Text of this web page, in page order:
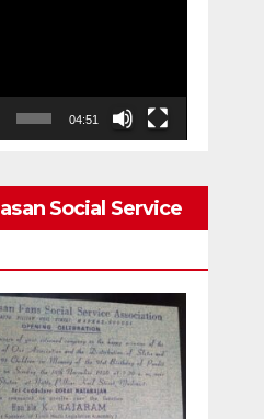
04:51
Social Service